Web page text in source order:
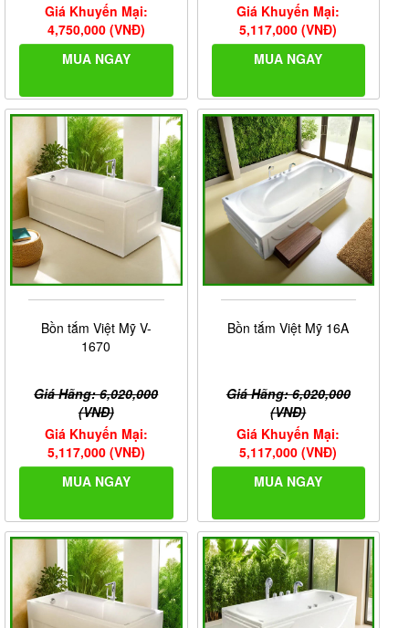
Giá Khuyến Mại:
4,750,000 (VNĐ)
MUA NGAY
Giá Khuyến Mại:
5,117,000 (VNĐ)
MUA NGAY
Bồn tắm Việt Mỹ V-
1670
Giá Hãng: 6,020,000
(VNĐ)
Giá Khuyến Mại:
5,117,000 (VNĐ)
MUA NGAY
Bồn tắm Việt Mỹ 16A
Giá Hãng: 6,020,000
(VNĐ)
Giá Khuyến Mại:
5,117,000 (VNĐ)
MUA NGAY